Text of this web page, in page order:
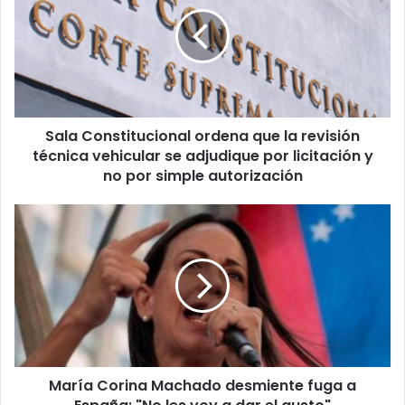
que
técnica
vehicular
se
adjudique
no
por
simple
autorización
Sala Constitucional ordena que la revisión
técnica vehicular se adjudique por licitación y
no por simple autorización
María
Corina
Machado
desmiente
a
España:
"No
les
María Corina Machado desmiente fuga a